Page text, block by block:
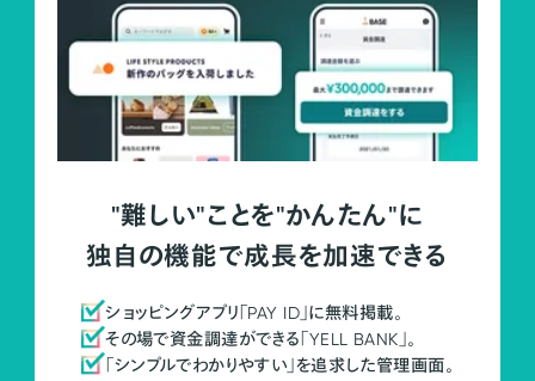
"難しい"ことを"かんたん"に
独自の機能で成長を加速できる
ショッピングアプリ「PAY ID」に無料掲載。
その場で資金調達ができる「YELL BANK」。
「シンプルでわかりやすい」を追求した管理画面。